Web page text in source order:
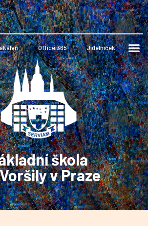
Office 365 Jídelníček
škola
v Praze